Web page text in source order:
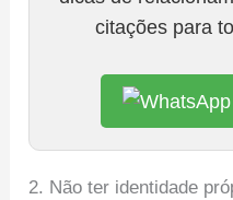
citações para
2. Não ter identidade